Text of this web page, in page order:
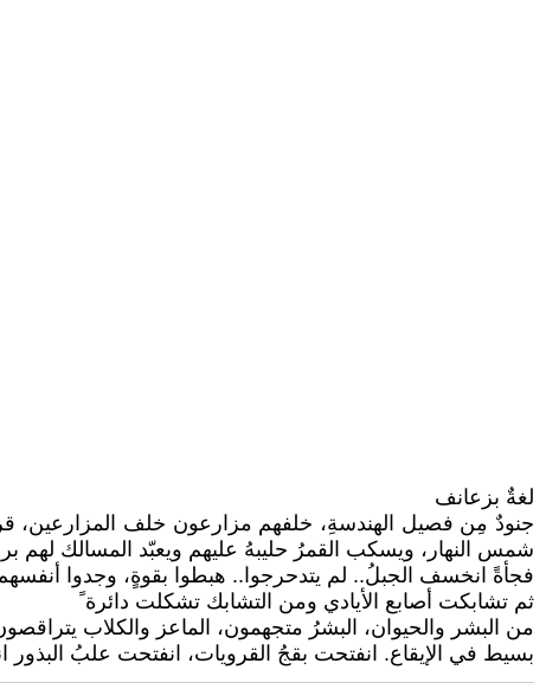
لغةٌ بزعانف
جنودٌ مِن فصيل الهندسةِ، خلفهم مزارعون خلف المزارعين،
شمس النهار، ويسكب القمرُ حليبهُ عليهم ويعبّد المسالك لهم
فجأةً انخسف الجبلُ.. لم يتدحرجوا.. هبطوا بقوةٍ، وجدوا
ثم تشابكت أصابع الأيادي ومن التشابك تشكلت دائرة ً
من البشر والحيوان، البشرُ متجهمون، الماعز والكلاب
بسيط في الإيقاع. انفتحت بقجُ القرويات، انفتحت علبُ البذور